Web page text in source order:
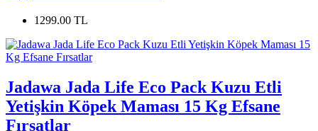
1299.00 TL
Jadawa Jada Life Eco Pack Kuzu Etli
Yetişkin Köpek Maması 15 Kg Efsane
Fırsatlar